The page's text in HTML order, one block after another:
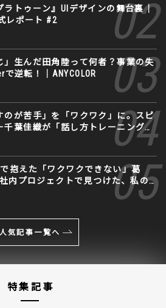
ラトゥーン』UIデザインの舞台裏｜
レポート #2
」生んだ田角陸って何者？事業の失
で逆転！｜ANYCOLOR
のが苦手」を「ワクワク」に。スピ
千葉佳織が「話し方トレーニング」
抱えた「ワクワクできない」葛
内プロジェクトで見つけた、私の
人気記事一覧へ
特集記事